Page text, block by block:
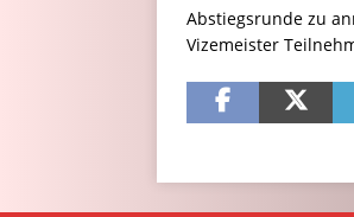
Abstiegsrunde zu
Vizemeister